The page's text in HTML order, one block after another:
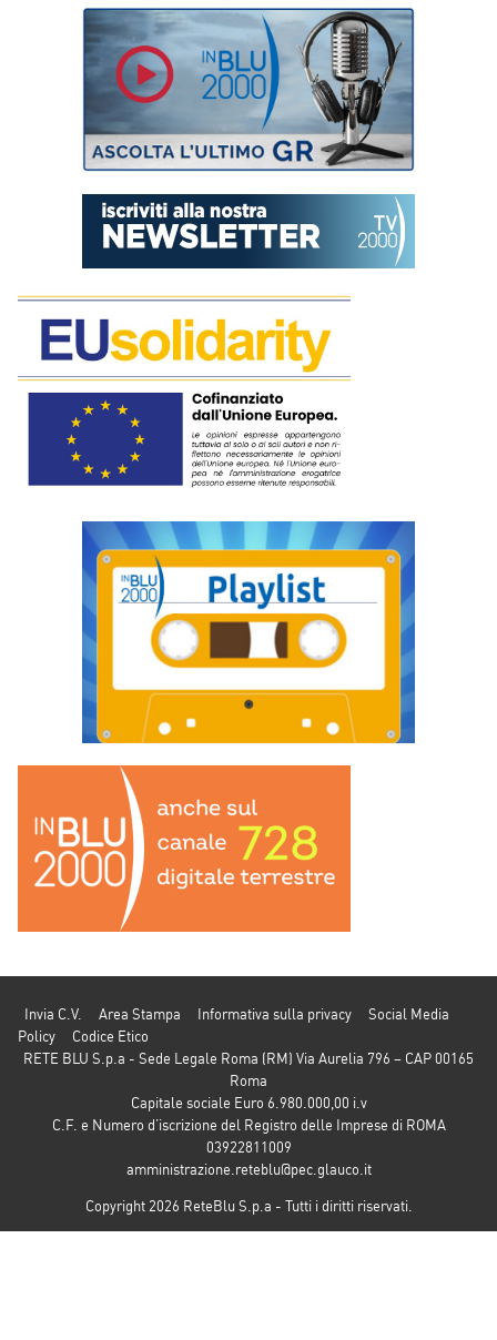
Invia C.V. Area Stampa Informativa sulla privacy
Social Media
Policy
Codice Etico
RETE BLU S.p.a - Sede Legale Roma (RM) Via Aurelia 796 – CAP 00165
Roma
Capitale sociale Euro 6.980.000,00 i.v
C.F. e Numero d’iscrizione del Registro delle Imprese di ROMA
03922811009
amministrazione.reteblu@pec.glauco.it
Copyright 2026 ReteBlu S.p.a - Tutti i diritti riservati.